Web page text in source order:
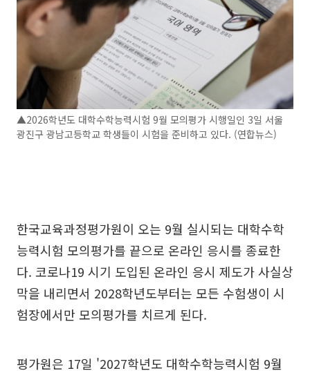
▲2026학년도 대학수학능력시험 9월 모의평가 시행일인 3일 서울
광진구 광남고등학교 학생들이 시험을 준비하고 있다. (연합뉴스)
한국교육과정평가원이 오는 9월 실시되는 대학수학
능력시험 모의평가를 끝으로 온라인 응시를 종료한
다. 코로나19 시기 도입된 온라인 응시 제도가 사실상
막을 내리면서 2028학년도부터는 모든 수험생이 시
험장에서만 모의평가를 치르게 된다.
평가원은 17일 '2027학년도 대학수학능력시험 9월